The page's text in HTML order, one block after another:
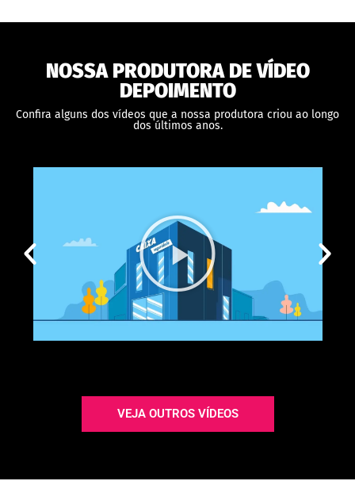
NOSSA PRODUTORA DE VÍDEO
DEPOIMENTO
Confira alguns dos vídeos que a nossa produtora criou ao longo
dos últimos anos.
VEJA OUTROS VÍDEOS